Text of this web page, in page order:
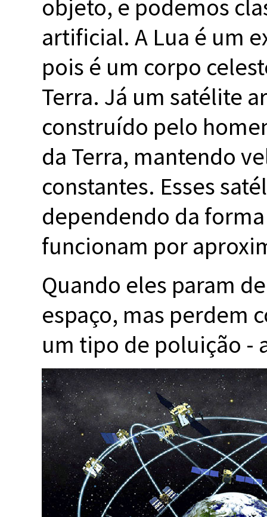
Advocacia-Geral da União Banco Central do Brasil
objeto, e podemos
artificial. A Lua é um
pois é um corpo
Terra. Já um satélite
construído pelo
da Terra, mantendo
constantes. Esses
dependendo da
funcionam por
Quando eles param
espaço, mas perdem
um tipo de poluição -